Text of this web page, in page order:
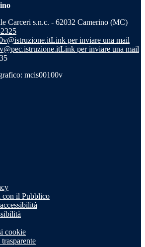
Carceri s.n.c. - 62032 Camerino (MC)
Link per inviare una mail
Link per inviare una mail
mcis00100v
il Pubblico
cookie